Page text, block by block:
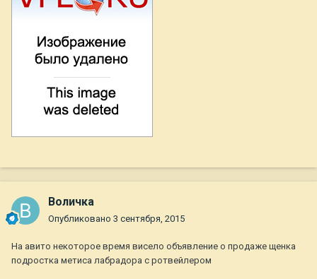
Воличка
Опубликовано 3 сентября, 2015
На авито некоторое время висело объявление о продаже щенка
подростка метиса лабрадора с ротвейлером